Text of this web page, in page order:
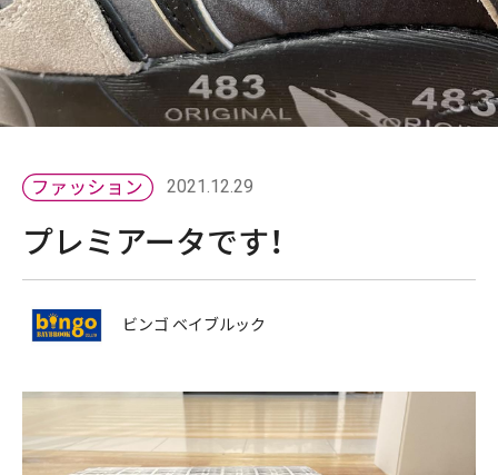
2021.12.29
プレミアータです！
ビンゴ ベイブルック